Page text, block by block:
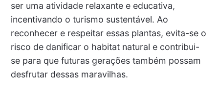
ser uma atividade relaxante e educativa,
incentivando o turismo sustentável. Ao
reconhecer e respeitar essas plantas, evita-se o
risco de danificar o habitat natural e contribui-
se para que futuras gerações também possam
desfrutar dessas maravilhas.